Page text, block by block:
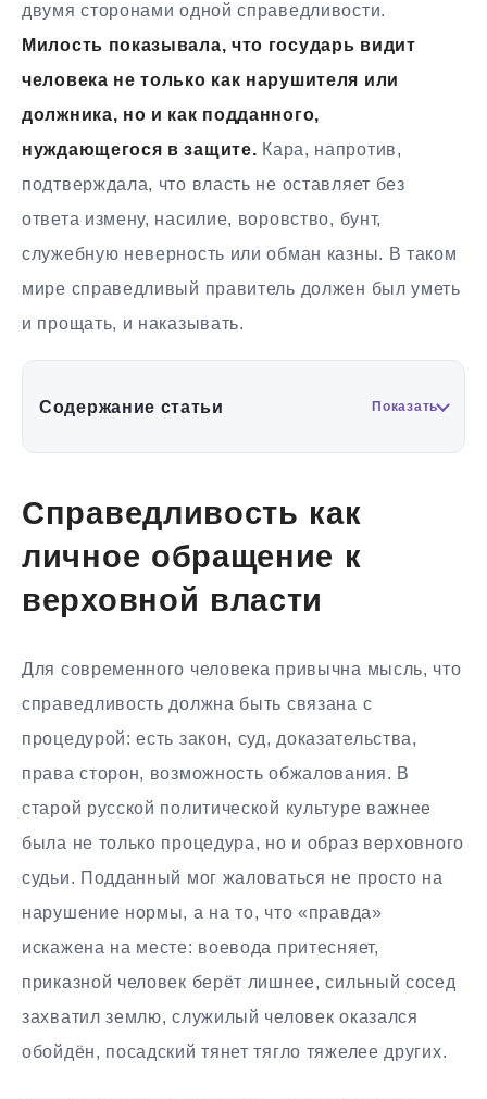
двумя сторонами одной справедливости.
Милость показывала, что государь видит
человека не только как нарушителя или
должника, но и как подданного,
нуждающегося в защите. Кара, напротив,
подтверждала, что власть не оставляет без
ответа измену, насилие, воровство, бунт,
служебную неверность или обман казны. В таком
мире справедливый правитель должен был уметь
и прощать, и наказывать.
Содержание статьи Показать
Справедливость как
личное обращение к
верховной власти
Для современного человека привычна мысль, что
справедливость должна быть связана с
процедурой: есть закон, суд, доказательства,
права сторон, возможность обжалования. В
старой русской политической культуре важнее
была не только процедура, но и образ верховного
судьи. Подданный мог жаловаться не просто на
нарушение нормы, а на то, что «правда»
искажена на месте: воевода притесняет,
приказной человек берёт лишнее, сильный сосед
захватил землю, служилый человек оказался
обойдён, посадский тянет тягло тяжелее других.